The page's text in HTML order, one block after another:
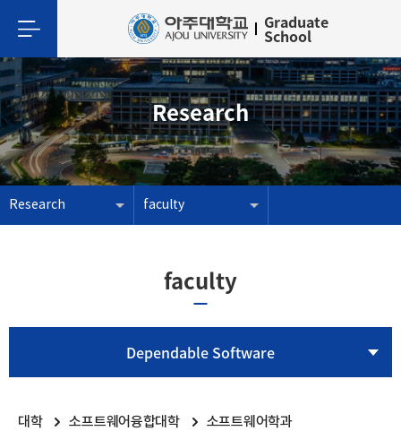
Graduate
School
Research
Research faculty
faculty
Dependable Software
대학 소프트웨어융합대학 소프트웨어학과